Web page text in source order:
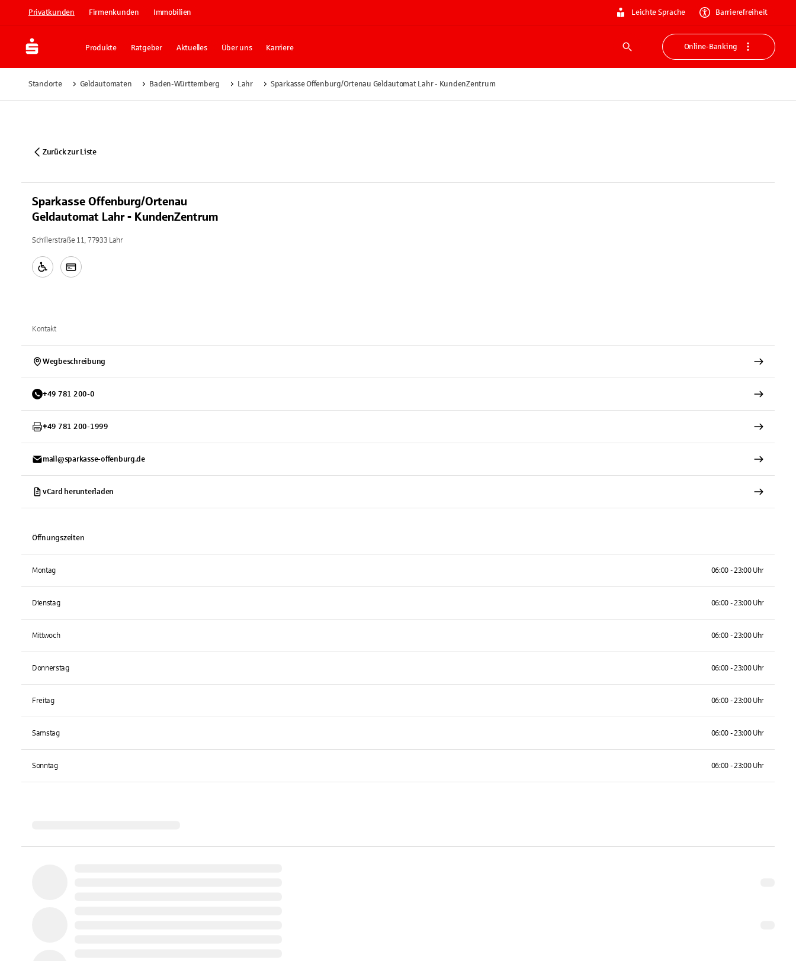
Privatkunden Firmenkunden Immobilien Leichte Sprache Barrierefreiheit
Produkte Ratgeber Aktuelles Über uns Karriere
Suche
Online-Banking
Standorte Geldautomaten Baden-Württemberg Lahr Sparkasse Offenburg/Ortenau Geldautomat Lahr - KundenZentrum
Zurück zur Liste
Sparkasse Offenburg/Ortenau
Geldautomat Lahr - KundenZentrum
Schillerstraße 11, 77933 Lahr
Kontakt
Wegbeschreibung
+49 781 200-0
+49 781 200-1999
mail@sparkasse-offenburg.de
vCard herunterladen
Öffnungszeiten
Montag 06:00 - 23:00 Uhr
Dienstag 06:00 - 23:00 Uhr
Mittwoch 06:00 - 23:00 Uhr
Donnerstag 06:00 - 23:00 Uhr
Freitag 06:00 - 23:00 Uhr
Samstag 06:00 - 23:00 Uhr
Sonntag 06:00 - 23:00 Uhr